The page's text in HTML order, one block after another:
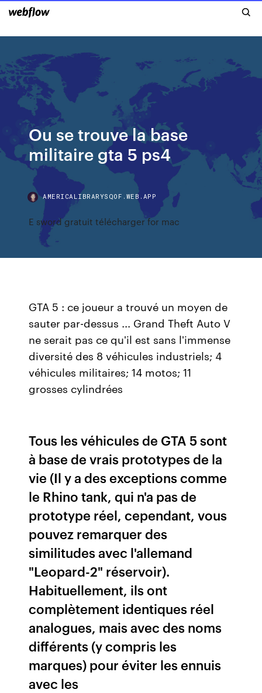
Ou se trouve la base
militaire gta 5 ps4
AMERICALIBRARYSQOF.WEB.APP
E sword gratuit télécharger for mac
GTA 5 : ce joueur a trouvé un moyen de
sauter par-dessus ... Grand Theft Auto V
ne serait pas ce qu'il est sans l'immense
diversité des 8 véhicules industriels; 4
véhicules militaires; 14 motos; 11
grosses cylindrées
Tous les véhicules de GTA 5 sont
à base de vrais prototypes de la
vie (Il y a des exceptions comme
le Rhino tank, qui n'a pas de
prototype réel, cependant, vous
pouvez remarquer des
similitudes avec l'allemand
"Leopard-2" réservoir).
Habituellement, ils ont
complètement identiques réel
analogues, mais avec des noms
différents (y compris les
marques) pour éviter les ennuis
avec les